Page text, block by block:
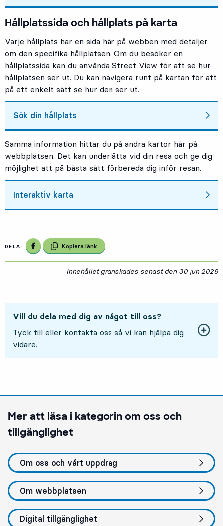
Hållplatssida och hållplats på karta
Varje hållplats har en sida här på webben med detaljer
om den specifika hållplatsen. Om du besöker en
hållplatssida kan du använda Street View för att se hur
hållplatsen ser ut. Du kan navigera runt på kartan för att
på ett enkelt sätt se hur den ser ut.
Sök din hållplats
Samma information hittar du på andra kartor här på
webbplatsen. Det kan underlätta vid din resa och ge dig
möjlighet att på bästa sätt förbereda dig inför resan.
Interaktiv karta
DELA: Dela på Facebook
Kopiera länk
Innehållet granskades senast den 30 jun 2026
Vill du dela med dig av något till oss?
Tyck till eller kontakta oss så vi kan hjälpa dig
vidare.
Mer att läsa i kategorinom oss och
tillgänglighet
Om oss och vårt uppdrag
Om webbplatsen
Digital tillgänglighet